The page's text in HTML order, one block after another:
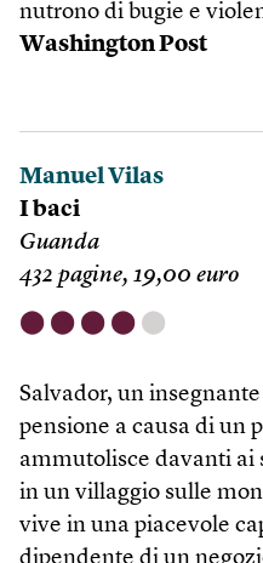
nutrono di bugie e
Washington Post
Manuel Vilas
I baci
Guanda
432 pagine, 19,00 euro
⬤ ⬤ ⬤ ⬤ ⬤
Salvador, un
pensione a causa di un
ammutolisce davanti ai
in un villaggio sulle
vive in una piacevole